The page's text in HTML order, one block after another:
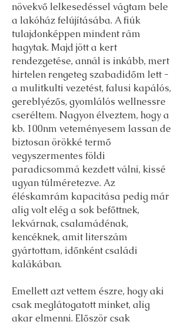
növekvő lelkesedéssel vágtam bele
a lakóház felújításába. A fiúk
tulajdonképpen mindent rám
hagytak. Majd jött a kert
rendezgetése, annál is inkább, mert
hirtelen rengeteg szabadidőm lett -
a mulitkulti vezetést, falusi kapálós,
gereblyézős, gyomlálós wellnessre
cseréltem. Nagyon élveztem, hogy a
kb. 100nm veteményesem lassan de
biztosan örökké termő
vegyszermentes földi
paradicsommá kezdett válni, kissé
ugyan túlméretezve. Az
éléskamrám kapacitása pedig már
alig volt elég a sok befőttnek,
lekvárnak, csalamádénak,
kencéknek, amit literszám
gyártottam, időnként családi
kalákában.
Emellett azt vettem észre, hogy aki
csak meglátogatott minket, alig
akar elmenni. Először csak